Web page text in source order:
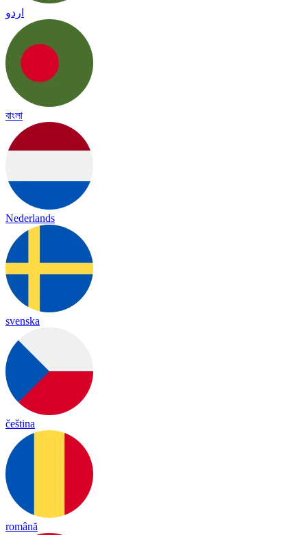
اردو
বাংলা
Nederlands
svenska
čeština
română